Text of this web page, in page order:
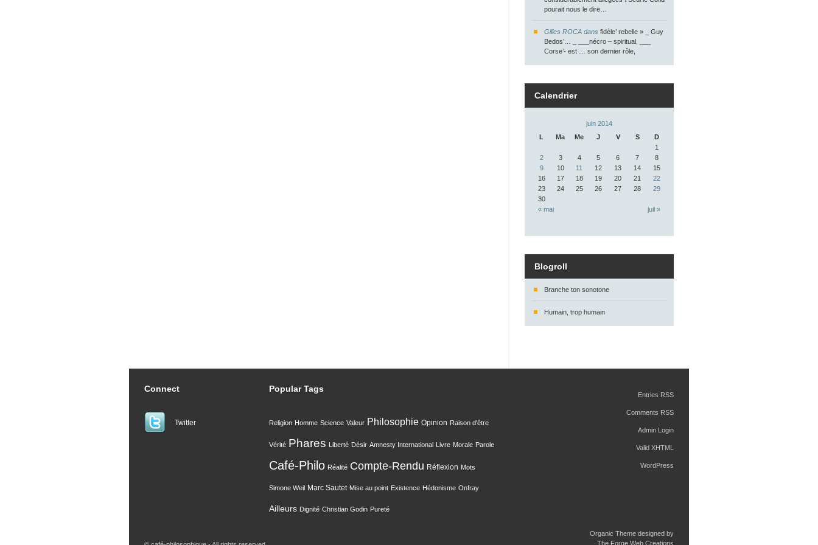
pourait nous le dire…
Gilles ROCA dans fidèle’ rebelle » _ Guy
Bedos’… _ ___nécro – spiritual, ___
Corse’- est … son dernier rôle,
Calendrier
juin 2014
L
Ma Me J V S D
« mai juil »
1
2
3 4 5 6 7
8
9
10 11 12 13 14
15
16
17 18 19 20 21
22
23
24 25 26 27 28
29
30
Blogroll
Branche ton sonotone
Humain, trop humain
Connect
Twitter
Popular Tags
Religion Homme Science Valeur Philosophie Opinion Raison d'être
Vérité Phares Liberté Désir Amnesty International Livre Morale Parole
Café-Philo Réalité Compte-Rendu Réflexion Mots
Simone Weil Marc Sautet Mise au point Existence Hédonisme Onfray
Ailleurs Dignité Christian Godin Pureté
Entries RSS
Comments RSS
Admin Login
Valid XHTML
WordPress
Organic Theme designed by
The Forge Web Creations